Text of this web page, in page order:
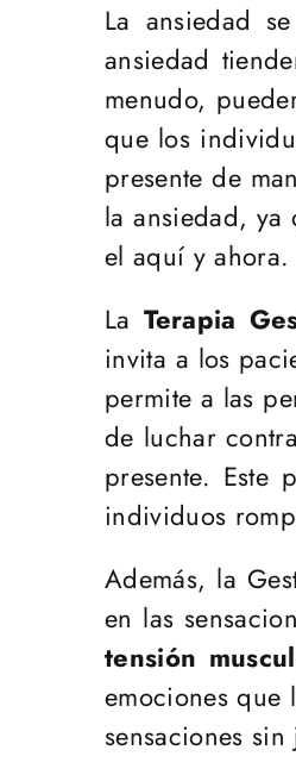
La ansiedad
ansiedad
menudo,
que los
presente de
la ansiedad, ya
el aquí y ahora.
La Terapia
invita a los
permite a las
de luchar
presente. Este
individuos
Además, la
en las
tensión
emociones que
sensaciones